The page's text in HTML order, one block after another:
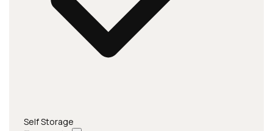
Self Storage